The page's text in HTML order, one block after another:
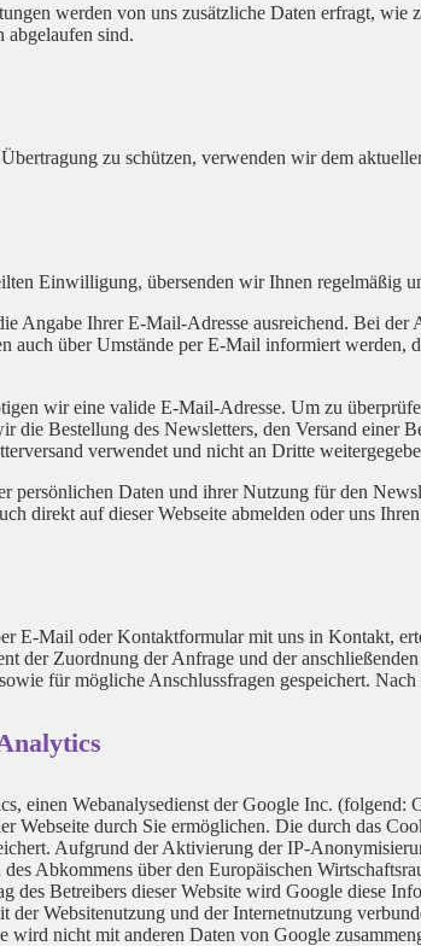
werden von uns zusätzliche Daten erfragt, wie
abgelaufen sind.
zu schützen, verwenden wir dem
Einwilligung, übersenden wir Ihnen regelmäßig
Angabe Ihrer E-Mail-Adresse ausreichend. Bei
auch über Umstände per E-Mail informiert werden,
wir eine valide E-Mail-Adresse. Um zu
die Bestellung des Newsletters, den Versand einer
verwendet und nicht an Dritte
Daten und ihrer Nutzung für den
direkt auf dieser Webseite abmelden oder uns
E-Mail oder Kontaktformular mit uns in Kontakt,
der Zuordnung der Anfrage und der
für mögliche Anschlussfragen gespeichert.
einen Webanalysedienst der Google Inc.
Webseite durch Sie ermöglichen. Die durch das
Aufgrund der Aktivierung der IP-
des Abkommens über den Europäischen
des Betreibers dieser Website wird Google diese
der Websitenutzung und der Internetnutzung
wird nicht mit anderen Daten von Google